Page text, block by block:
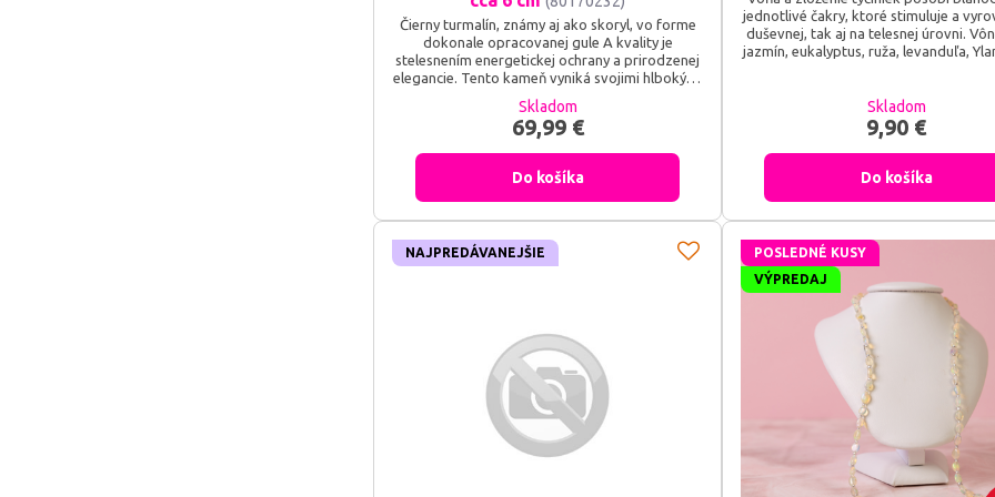
Čierny turmalín, známy aj ako skoryl, vo forme
dokonale opracovanej gule A kvality je
stelesnením energetickej ochrany a prirodzenej
elegancie. Tento kameň vyniká svojimi hlbokými
tmavými tónmi, ktoré dodávajú priestoru
mystickú atmosféru. Guľa z čierneho turmalínu
slúži ako silný ochranný nástroj, ktorý dokáže
ich na pozitívne vibrácie.
Skladom
69,99 €
Do košíka
jednotlivé čakry, ktoré stimuluje a
duševnej, tak aj na telesnej úrovni.
jazmín, eukalyptus, ruža, levanduľa,
Skladom
9,90 €
Do košíka
NAJPREDÁVANEJŠIE
POSLEDNÉ KUSY
VÝPREDAJ